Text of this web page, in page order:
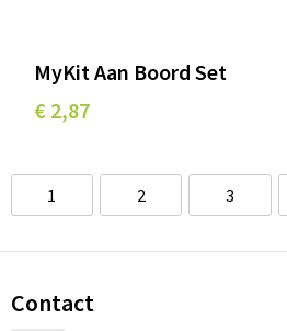
MyKit Aan Boord Set
€ 2,87
1 2 3
Contact